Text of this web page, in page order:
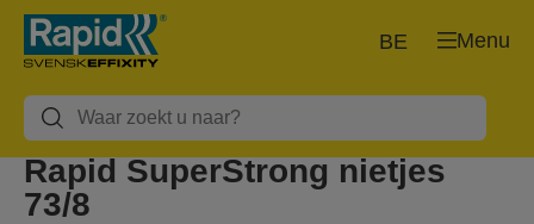
Menu
BE
Rapid SuperStrong nietjes
73/8